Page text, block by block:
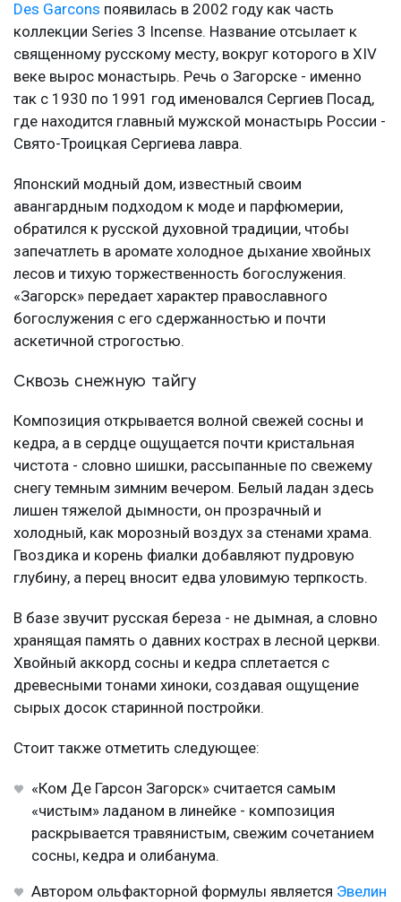
Des Garcons появилась в 2002 году как часть
коллекции Series 3 Incense. Название отсылает к
священному русскому месту, вокруг которого в XIV
веке вырос монастырь. Речь о Загорске - именно
так с 1930 по 1991 год именовался Сергиев Посад,
где находится главный мужской монастырь России -
Свято-Троицкая Сергиева лавра.
Японский модный дом, известный своим
авангардным подходом к моде и парфюмерии,
обратился к русской духовной традиции, чтобы
запечатлеть в аромате холодное дыхание хвойных
лесов и тихую торжественность богослужения.
«Загорск» передает характер православного
богослужения с его сдержанностью и почти
аскетичной строгостью.
Сквозь снежную тайгу
Композиция открывается волной свежей сосны и
кедра, а в сердце ощущается почти кристальная
чистота - словно шишки, рассыпанные по свежему
снегу темным зимним вечером. Белый ладан здесь
лишен тяжелой дымности, он прозрачный и
холодный, как морозный воздух за стенами храма.
Гвоздика и корень фиалки добавляют пудровую
глубину, а перец вносит едва уловимую терпкость.
В базе звучит русская береза - не дымная, а словно
хранящая память о давних кострах в лесной церкви.
Хвойный аккорд сосны и кедра сплетается с
древесными тонами хиноки, создавая ощущение
сырых досок старинной постройки.
Стоит также отметить следующее:
«Ком Де Гарсон Загорск» считается самым
«чистым» ладаном в линейке - композиция
раскрывается травянистым, свежим сочетанием
сосны, кедра и олибанума.
Автором ольфакторной формулы является Эвелин